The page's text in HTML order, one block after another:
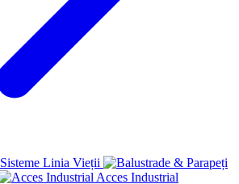
Sisteme Linia Vieții
Acces Industrial